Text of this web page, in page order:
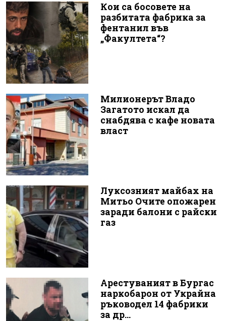
Кои са босовете на
разбитата фабрика за
фентанил във
„Факултета“?
Милионерът Владо
Загатото искал да
снабдява с кафе новата
власт
Луксозният майбах на
Митьо Очите опожарен
заради балони с райски
газ
Арестуваният в Бургас
наркобарон от Украйна
ръководел 14 фабрики
за др...